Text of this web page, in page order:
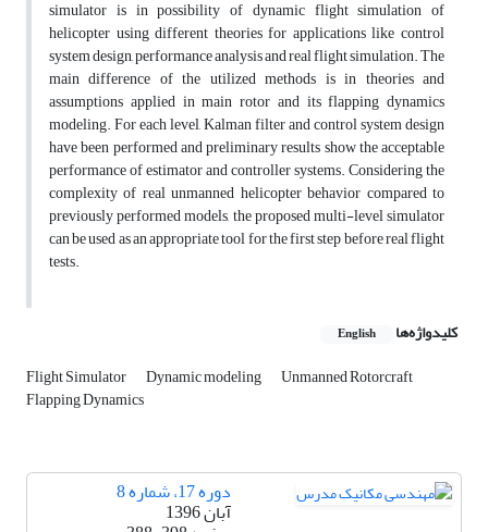
simulator is in possibility of dynamic flight simulation of
helicopter using different theories for applications like control
system design, performance analysis and real flight simulation. The
main difference of the utilized methods is in theories and
assumptions applied in main rotor and its flapping dynamics
modeling. For each level, Kalman filter and control system design
have been performed and preliminary results show the acceptable
performance of estimator and controller systems. Considering the
complexity of real unmanned helicopter behavior compared to
previously performed models, the proposed multi-level simulator
can be used as an appropriate tool for the first step before real flight
tests.
کلیدواژه‌ها English
Flight Simulator Dynamic modeling Unmanned Rotorcraft
Flapping Dynamics
دوره 17، شماره 8
آبان 1396